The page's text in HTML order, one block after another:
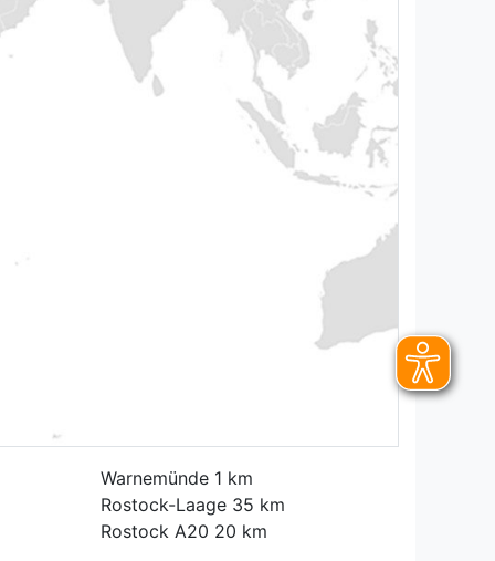
Warnemünde 1 km
Rostock-Laage 35 km
Rostock A20 20 km